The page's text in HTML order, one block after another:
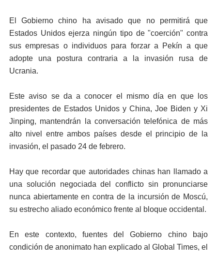
El Gobierno chino ha avisado que no permitirá que
Estados Unidos ejerza ningún tipo de "coerción" contra
sus empresas o individuos para forzar a Pekín a que
adopte una postura contraria a la invasión rusa de
Ucrania.
Este aviso se da a conocer el mismo día en que los
presidentes de Estados Unidos y China, Joe Biden y Xi
Jinping, mantendrán la conversación telefónica de más
alto nivel entre ambos países desde el principio de la
invasión, el pasado 24 de febrero.
Hay que recordar que autoridades chinas han llamado a
una solución negociada del conflicto sin pronunciarse
nunca abiertamente en contra de la incursión de Moscú,
su estrecho aliado económico frente al bloque occidental.
En este contexto, fuentes del Gobierno chino bajo
condición de anonimato han explicado al Global Times, el